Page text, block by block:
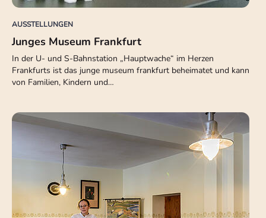
AUSSTELLUNGEN
Junges Museum Frankfurt
In der U- und S-Bahnstation „Hauptwache“ im Herzen
Frankfurts ist das junge museum frankfurt beheimatet und kann
von Familien, Kindern und…